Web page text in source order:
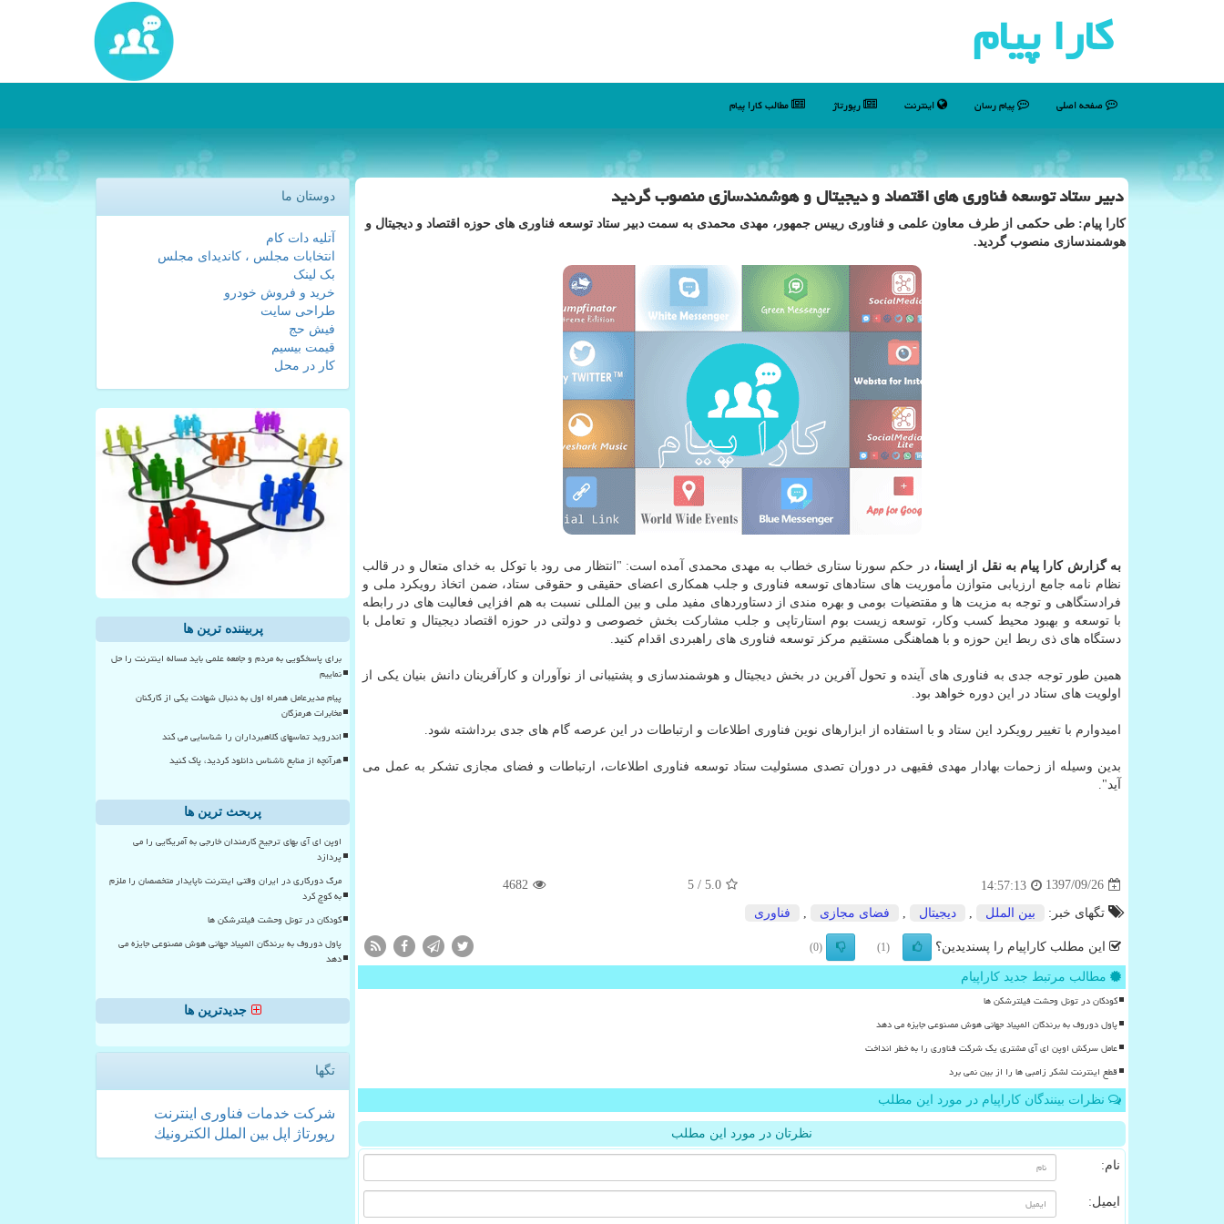
كارا پیام
صفحه اصلی پیام رسان اینترنت رپورتاژ مطالب كارا پیام
دبیر ستاد توسعه فناوری های اقتصاد و دیجیتال و هوشمندسازی منصوب گردید
كارا پیام: طی حكمی از طرف معاون علمی و فناوری رییس جمهور، مهدی محمدی به سمت دبیر ستاد توسعه فناوری های حوزه اقتصاد و دیجیتال و
هوشمندسازی منصوب گردید.
به گزارش كارا پیام به نقل از ایسنا،در حكم سورنا ستاری خطاب به مهدی محمدی آمده است: "انتظار می رود با توكل به خدای متعال و در قالب
نظام نامه جامع ارزیابی متوازن مأموریت های ستادهای توسعه فناوری و جلب همكاری اعضای حقیقی و حقوقی ستاد، ضمن اتخاذ رویكرد ملی و
فرادستگاهی و توجه به مزیت ها و مقتضیات بومی و بهره مندی از دستاوردهای مفید ملی و بین المللی نسبت به هم افزایی فعالیت های در رابطه
با توسعه و بهبود محیط كسب وكار، توسعه زیست بوم استارتاپی و جلب مشاركت بخش خصوصی و دولتی در حوزه اقتصاد دیجیتال و تعامل با
دستگاه های ذی ربط این حوزه و با هماهنگی مستقیم مركز توسعه فناوری های راهبردی اقدام كنید.
همین طور توجه جدی به فناوری های آینده و تحول آفرین در بخش دیجیتال و هوشمندسازی و پشتیبانی از نوآوران و كارآفرینان دانش بنیان یكی از
اولویت های ستاد در این دوره خواهد بود.
امیدوارم با تغییر رویكرد این ستاد و با استفاده از ابزارهای نوین فناوری اطلاعات و ارتباطات در این عرصه گام های جدی برداشته شود.
بدین وسیله از زحمات بهادار مهدی فقیهی در دوران تصدی مسئولیت ستاد توسعه فناوری اطلاعات، ارتباطات و فضای مجازی تشكر به عمل می
آید".
1397/09/26
14:57:13
5.0
/ 5
4682
تگهای خبر: بین الملل دیجیتال فضای مجازی فناوری
این مطلب کاراپیام را پسندیدین؟ (1)
(0)
مطالب مرتبط جدید کاراپیام
کودکان در تونل وحشت فیلترشکن ها
پاول دوروف به برندگان المپیاد جهانی هوش مصنوعی جایزه می دهد
عامل سرکش اوپن ای آی مشتری یک شرکت فناوری را به خطر انداخت
قطع اینترنت لشکر زامبی ها را از بین نمی برد
نظرات بینندگان کاراپیام در مورد این مطلب
نظرتان در مورد این مطلب
نام:
ایمیل:
دوستان ما
آتلیه دات کام
انتخابات مجلس ، کاندیدای مجلس
بک لینک
خرید و فروش خودرو
طراحی سایت
فیش حج
قیمت بیسیم
کار در محل
پربیننده ترین ها
برای پاسخگویی به مردم و جامعه علمی باید مساله اینترنت را حل
نماییم
پیام مدیرعامل همراه اول به دنبال شهادت یکی از کارکنان
مخابرات هرمزگان
اندروید تماسهای کلاهبرداران را شناسایی می کند
هرآنچه از منابع ناشناس دانلود کردید، پاک کنید
پربحث ترین ها
اوپن ای آی بهای ترجیح کارمندان خارجی به آمریکایی را می
پردازد
مرگ دورکاری در ایران وقتی اینترنت ناپایدار متخصصان را ملزم
به کوچ کرد
کودکان در تونل وحشت فیلترشکن ها
پاول دوروف به برندگان المپیاد جهانی هوش مصنوعی جایزه می
دهد
جدیدترین ها
تگها
شركت خدمات فناوری اینترنت
رپورتاژ
اپل بین الملل الكترونیك